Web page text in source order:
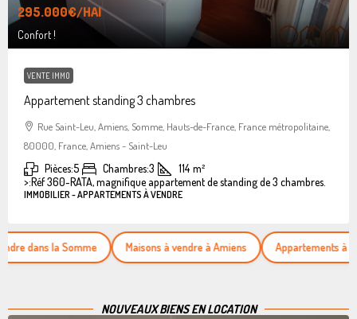
295.000€/HAI
Confort !
VENTE IMMO
Appartement standing 3 chambres
Rue Saint-Leu, Amiens, Somme, Hauts-de-France, France métropolitaine,
80000, France, Amiens - Saint-Leu
Pièces:5 Chambres:3 114 m²
>:Réf 360-RATA, magnifique appartement de standing de 3 chambres.
IMMOBILIER - APPARTEMENTS À VENDRE
la Somme Maisons à vendre à Amiens Appartements à vendre
NOUVEAUX BIENS EN LOCATION